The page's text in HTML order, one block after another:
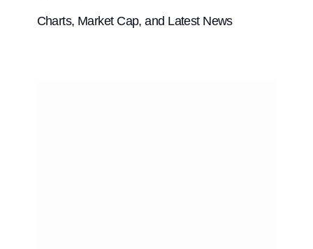
Charts, Market Cap, and Latest News